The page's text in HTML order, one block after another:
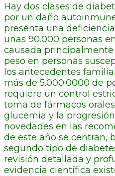
Hay dos clases de
por un daño
presenta una
unas 90.000 personas
causada
peso en personas
los antecedentes
más de 5.000.0000 de
requiere un control
toma de fármacos
glucemia y la
novedades en las
de este año se centran,
segundo tipo de
revisión detallada y
evidencia científica